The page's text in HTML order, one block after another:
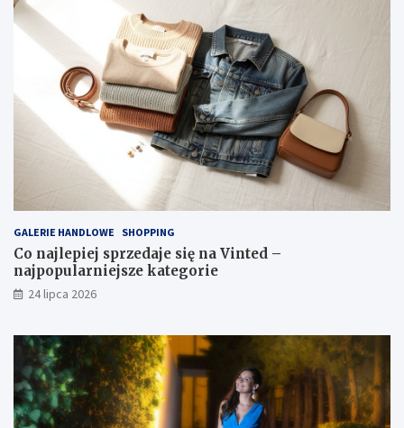
GALERIE HANDLOWE SHOPPING
Co najlepiej sprzedaje się na Vinted –
najpopularniejsze kategorie
24 lipca 2026